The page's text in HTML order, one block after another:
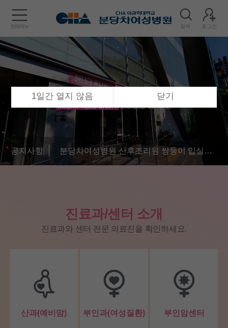
전체메뉴 검색 로그인
공지사항 분당차여성병원 산후조리원 쌍둥이 입실료 무료
진료과/센터 소개
진료과와 센터 전문 의료진을 확인하세요.
산과(예비맘) 부인과(여성질환) 부인암센터
1일간 열지 않음 닫기